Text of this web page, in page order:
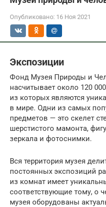
Опубликовано: 16 Ноя 2021
Экспозиции
Фонд Музея Природы и
насчитывает около 120
из которых являются
в мире. Одни из самых
предметов — это скелет
шерстистого мамонта,
зеркала и фотоснимки.
Вся территория музея
постоянных экспозиций
из комнат имеет
соответствующие тому, о
музея оборудованы